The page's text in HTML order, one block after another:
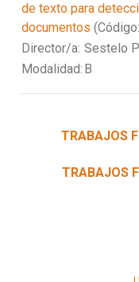
de texto para
documentos
Director/a: Sestelo
Modalidad: B
TRABAJOS
TRABAJOS